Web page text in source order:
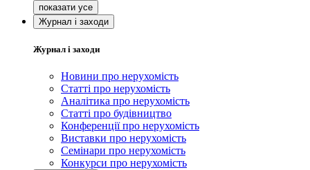
Журнал і заходи
Журнал і заходи
Новини про нерухомість
Статті про нерухомість
Аналітика про нерухомість
Статті про будівництво
Конференції про нерухомість
Виставки про нерухомість
Семінари про нерухомість
Конкурси про нерухомість